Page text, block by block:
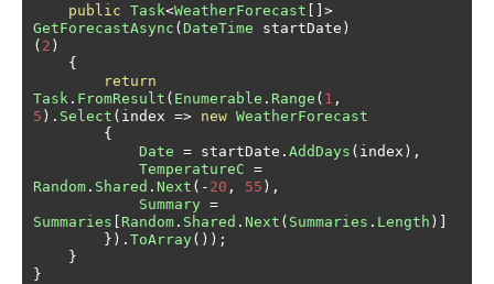
public Task<WeatherForecast []>
GetForecastAsync (DateTime startDate )
( 2 )
{
return
Task . FromResult ( Enumerable . Range ( 1 ,
5 ). Select ( index => new WeatherForecast
{
Date = startDate . AddDays ( index ),
TemperatureC =
Random . Shared . Next (- 20 , 55 ),
Summary =
Summaries [ Random . Shared . Next ( Summaries . Length )]
}). ToArray());
}
}